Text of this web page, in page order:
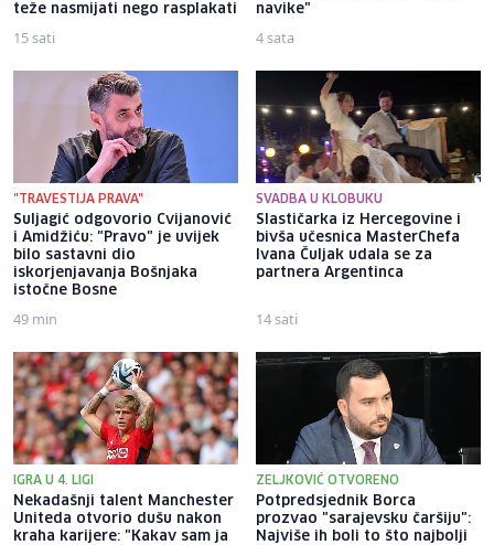
teže nasmijati nego rasplakati
15 sati
navike"
4 sata
"TRAVESTIJA PRAVA"
Suljagić odgovorio Cvijanović
i Amidžiću: "Pravo" je uvijek
bilo sastavni dio
iskorjenjavanja Bošnjaka
istočne Bosne
49 min
SVADBA U KLOBUKU
Slastičarka iz Hercegovine i
bivša učesnica MasterChefa
Ivana Čuljak udala se za
partnera Argentinca
14 sati
IGRA U 4. LIGI
Nekadašnji talent Manchester
Uniteda otvorio dušu nakon
kraha karijere: "Kakav sam ja
ZELJKOVIĆ OTVORENO
Potpredsjednik Borca
prozvao "sarajevsku čaršiju":
Najviše ih boli to što najbolji